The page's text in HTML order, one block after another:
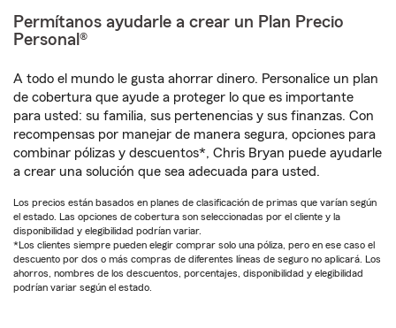
Permítanos ayudarle a crear un Plan Precio
Personal®
A todo el mundo le gusta ahorrar dinero. Personalice un plan
de cobertura que ayude a proteger lo que es importante
para usted: su familia, sus pertenencias y sus finanzas. Con
recompensas por manejar de manera segura, opciones para
combinar pólizas y descuentos*, Chris Bryan puede ayudarle
a crear una solución que sea adecuada para usted.
Los precios están basados en planes de clasificación de primas que varían según
el estado. Las opciones de cobertura son seleccionadas por el cliente y la
disponibilidad y elegibilidad podrían variar.
*Los clientes siempre pueden elegir comprar solo una póliza, pero en ese caso el
descuento por dos o más compras de diferentes líneas de seguro no aplicará. Los
ahorros, nombres de los descuentos, porcentajes, disponibilidad y elegibilidad
podrían variar según el estado.